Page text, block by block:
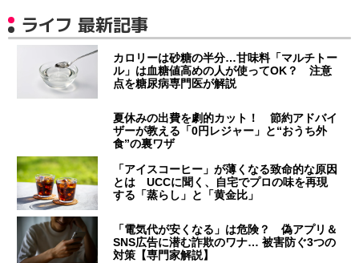
ライフ 最新記事
カロリーは砂糖の半分…甘味料「マルチトー
ル」は血糖値高めの人が使ってOK？ 注意
点を糖尿病専門医が解説
夏休みの出費を劇的カット！ 節約アドバイ
ザーが教える「0円レジャー」と“おうち外
食”の裏ワザ
「アイスコーヒー」が薄くなる致命的な原因
とは UCCに聞く、自宅でプロの味を再現
する「蒸らし」と「黄金比」
「電気代が安くなる」は危険？ 偽アプリ＆
SNS広告に潜む詐欺のワナ… 被害防ぐ3つの
対策【専門家解説】